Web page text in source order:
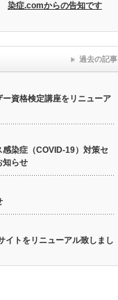
染症.comからの告知です
資格検定講座をリニューア
染症（COVID-19）対策セ
知らせ
トをリニューアル致しまし
過去の記事